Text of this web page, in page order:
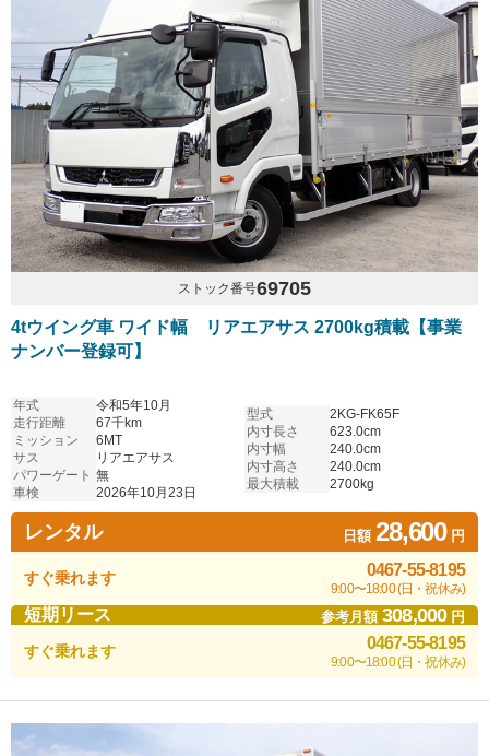
ストック番号69705
4tウイング車 ワイド幅 リアエアサス 2700kg積載【事業
ナンバー登録可】
年式
令和5年10月
走行距離
67千km
ミッション
6MT
サス
リアエアサス
パワーゲート 無
車検
2026年10月23日
型式
2KG-FK65F
内寸長さ
623.0cm
内寸幅
240.0cm
内寸高さ
240.0cm
最大積載
2700kg
レンタル 日額28,600円
すぐ乗れます 0467-55-8195
9:00〜18:00 (日・祝休み)
短期リース 参考月額308,000円
すぐ乗れます 0467-55-8195
9:00〜18:00 (日・祝休み)